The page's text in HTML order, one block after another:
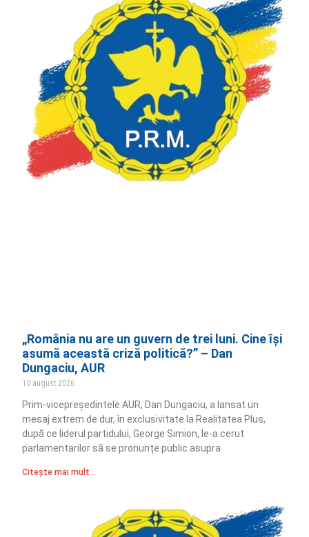
„România nu are un guvern de trei luni. Cine își
asumă această criză politică?” – Dan
Dungaciu, AUR
10 august 2026
Prim‑vicepreședintele AUR, Dan Dungaciu, a lansat un
mesaj extrem de dur, în exclusivitate la Realitatea Plus,
după ce liderul partidului, George Simion, le‑a cerut
parlamentarilor să se pronunțe public asupra
Citește mai mult ..